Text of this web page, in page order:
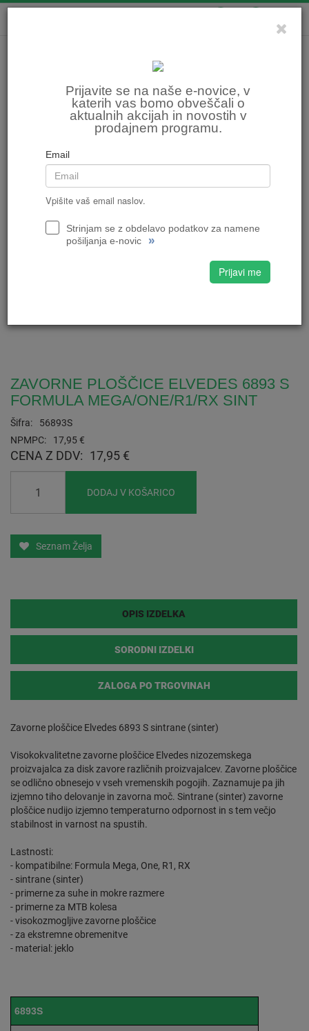
Prijavite se na naše e-novice, v
katerih vas bomo obveščali o
aktualnih akcijah in novostih v
prodajnem programu.
Email
Vpišite vaš email naslov.
Strinjam se z obdelavo podatkov za namene
pošiljanja e-novic
»
Prijavi me
ZAVORNE PLOŠČICE ELVEDES 6893 S
FORMULA MEGA/ONE/R1/RX SINT
Šifra:
56893S
NPMPC:
17,95 €
CENA Z DDV: 17,95 €
DODAJ V KOŠARICO
Seznam Želja
OPIS IZDELKA
SORODNI IZDELKI
ZALOGA PO TRGOVINAH
Zavorne ploščice Elvedes 6893 S sintrane (sinter)
Visokokvalitetne zavorne ploščice Elvedes nizozemskega
proizvajalca za disk zavore različnih proizvajalcev. Zavorne ploščice
se odlično obnesejo v vseh vremenskih pogojih. Zaznamuje pa jih
izjemno tiho delovanje in zavorna moč. Sintrane (sinter) zavorne
ploščice nudijo izjemno temperaturno odpornost in s tem večjo
stabilnost in varnost na spustih.
Lastnosti:
- kompatibilne: Formula Mega, One, R1, RX
- sintrane (sinter)
- primerne za suhe in mokre razmere
- primerne za MTB kolesa
- visokozmogljive zavorne ploščice
- za ekstremne obremenitve
- material: jeklo
6893S